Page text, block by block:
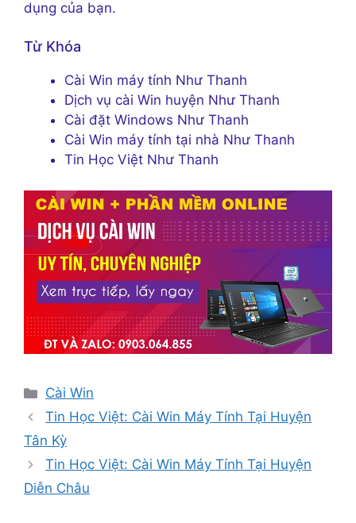
dụng của bạn.
Từ Khóa
Cài Win máy tính Như Thanh
Dịch vụ cài Win huyện Như Thanh
Cài đặt Windows Như Thanh
Cài Win máy tính tại nhà Như Thanh
Tin Học Việt Như Thanh
Danh
mục
Cài Win
Tin Học Việt: Cài Win Máy Tính Tại Huyện
Tân Kỳ
Tin Học Việt: Cài Win Máy Tính Tại Huyện
Diễn Châu